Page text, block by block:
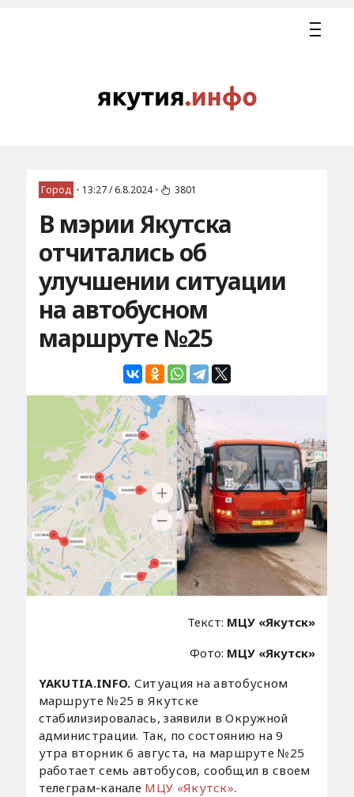
Город • 13:27 / 6.8.2024 • 3801
В мэрии Якутска
отчитались об
улучшении ситуации
на автобусном
маршруте №25
Текст: МЦУ «Якутск»
Фото: МЦУ «Якутск»
YAKUTIA.INFO. Ситуация на автобусном
маршруте №25 в Якутске
стабилизировалась, заявили в Окружной
администрации. Так, по состоянию на 9
утра вторник 6 августа, на маршруте №25
работает семь автобусов, сообщил в своем
телеграм-канале МЦУ «Якутск».